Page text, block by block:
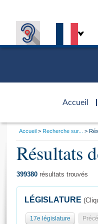
Accueil
d'accueil
Général
Vous
Accueil Recherche sur...
Résultats
399380 résultats trouvés
LÉGISLATURE
17e législature